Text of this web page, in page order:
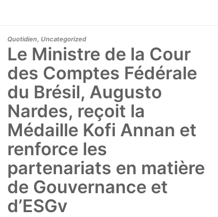
Quotidien, Uncategorized
Le Ministre de la Cour
des Comptes Fédérale
du Brésil, Augusto
Nardes, reçoit la
Médaille Kofi Annan et
renforce les
partenariats en matière
de Gouvernance et
d’ESGv